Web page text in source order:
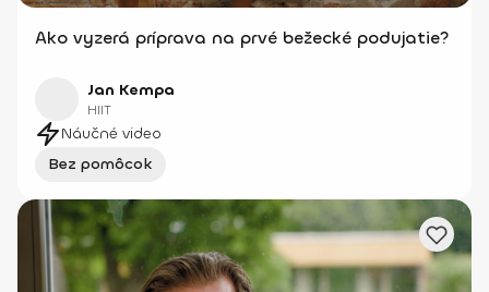
Ako vyzerá príprava na prvé bežecké podujatie?
Jan Kempa
HIIT
Náučné video
Bez pomôcok